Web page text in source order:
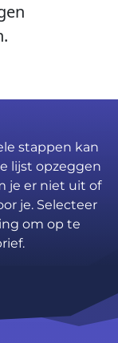
stappen kan
lijst opzeggen
je er niet uit of
je. Selecteer
om op te